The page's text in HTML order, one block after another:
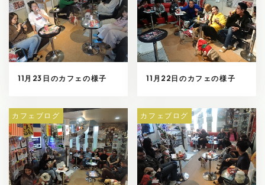
11月23日のカフェの様子 11月22日のカフェの様子
カフェブログ カフェブログ